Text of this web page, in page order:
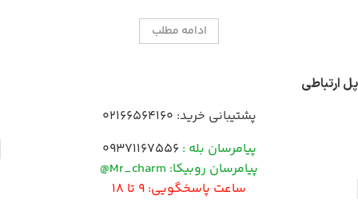
ادامه مطلب
پل ارتباطی
پشتیبانی خرید: 02166564160
پیامرسان بله : 09371167556
پیامرسان روبیکا: Mr_charm@
ساعت پاسخگویی: 9 تا 18